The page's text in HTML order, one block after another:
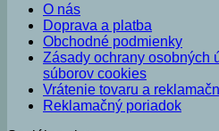
O nás
Doprava a platba
Obchodné podmienky
Zásady ochrany osobných
súborov cookies
Vrátenie tovaru a
Reklamačný poriadok